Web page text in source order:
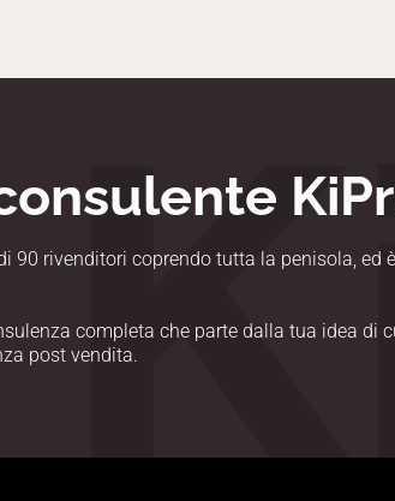
90 rivenditori coprendo tutta la penisola, ed
completa che parte dalla tua idea di
post vendita.